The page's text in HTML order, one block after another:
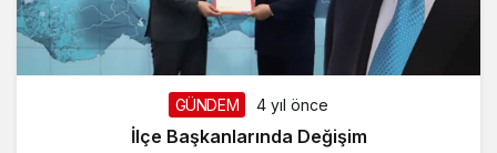
GÜNDEM 4 yıl önce
İlçe Başkanlarında Değişim